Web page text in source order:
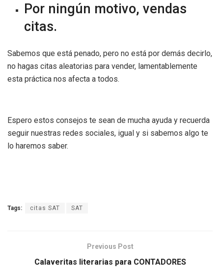
Por ningún motivo, vendas
citas.
Sabemos que está penado, pero no está por demás decirlo,
no hagas citas aleatorias para vender, lamentablemente
esta práctica nos afecta a todos.
Espero estos consejos te sean de mucha ayuda y recuerda
seguir nuestras redes sociales, igual y si sabemos algo te
lo haremos saber.
Tags: citas SAT SAT
Previous Post
Calaveritas literarias para CONTADORES